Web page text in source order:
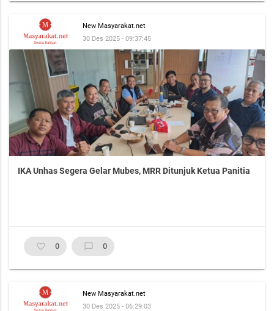
New Masyarakat.net
30 Des 2025 - 09:37:45
IKA Unhas Segera Gelar Mubes, MRR Ditunjuk Ketua Panitia
favorite_border 0 chat_bubble_outline 0
New Masyarakat.net
30 Des 2025 - 06:29:03